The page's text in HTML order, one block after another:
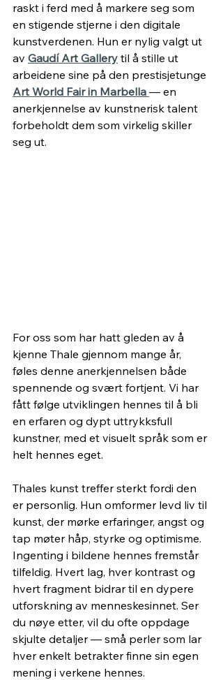
raskt i ferd med å markere seg som
en stigende stjerne i den digitale
kunstverdenen. Hun er nylig valgt ut
av Gaudí Art Gallery til å stille ut
arbeidene sine på den prestisjetunge
Art World Fair in Marbella — en
anerkjennelse av kunstnerisk talent
forbeholdt dem som virkelig skiller
seg ut.
For oss som har hatt gleden av å
kjenne Thale gjennom mange år,
føles denne anerkjennelsen både
spennende og svært fortjent. Vi har
fått følge utviklingen hennes til å bli
en erfaren og dypt uttrykksfull
kunstner, med et visuelt språk som er
helt hennes eget.
Thales kunst treffer sterkt fordi den
er personlig. Hun omformer levd liv til
kunst, der mørke erfaringer, angst og
tap møter håp, styrke og optimisme.
Ingenting i bildene hennes fremstår
tilfeldig. Hvert lag, hver kontrast og
hvert fragment bidrar til en dypere
utforskning av menneskesinnet. Ser
du nøye etter, vil du ofte oppdage
skjulte detaljer — små perler som lar
hver enkelt betrakter finne sin egen
mening i verkene hennes.